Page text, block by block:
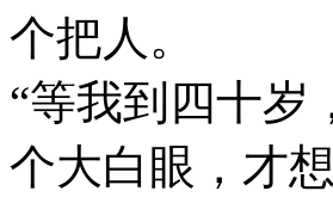
个把人。
“等我到四十岁
个大白眼，才